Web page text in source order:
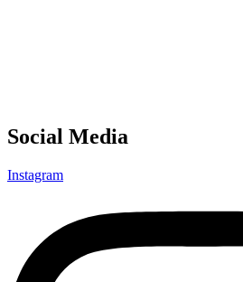
Social Media
Instagram